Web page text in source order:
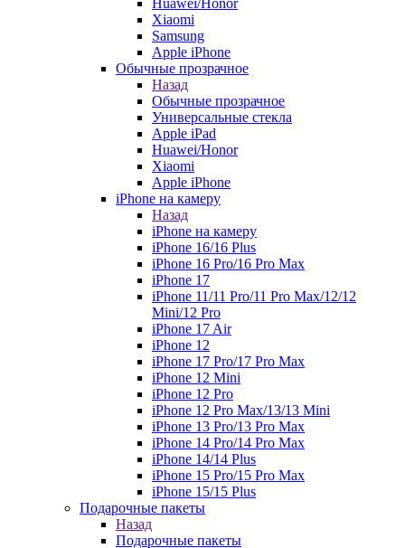
Huawei/Honor
Xiaomi
Samsung
Apple iPhone
Обычные прозрачное
Назад
Обычные прозрачное
Универсальные стекла
Apple iPad
Huawei/Honor
Xiaomi
Apple iPhone
iPhone на камеру
Назад
iPhone на камеру
iPhone 16/16 Plus
iPhone 16 Pro/16 Pro Max
iPhone 17
iPhone 11/11 Pro/11 Pro Max/12/12
Mini/12 Pro
iPhone 17 Air
iPhone 12
iPhone 17 Pro/17 Pro Max
iPhone 12 Mini
iPhone 12 Pro
iPhone 12 Pro Max/13/13 Mini
iPhone 13 Pro/13 Pro Max
iPhone 14 Pro/14 Pro Max
iPhone 14/14 Plus
iPhone 15 Pro/15 Pro Max
iPhone 15/15 Plus
Подарочные пакеты
Назад
Подарочные пакеты